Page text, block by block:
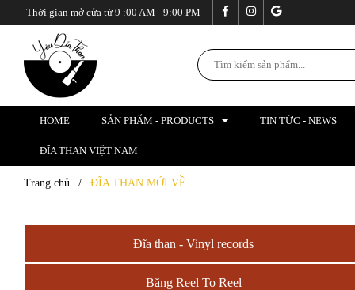
Thời gian mở cửa từ 9 :00 AM - 9:00 PM
HOME SẢN PHẨM - PRODUCTS TIN TỨC - NEWS
ĐĨA THAN VIỆT NAM
Trang chủ / ĐĨA THAN MỚI VỀ
Đĩa than - Vinyl records
Băng Reel To Reel